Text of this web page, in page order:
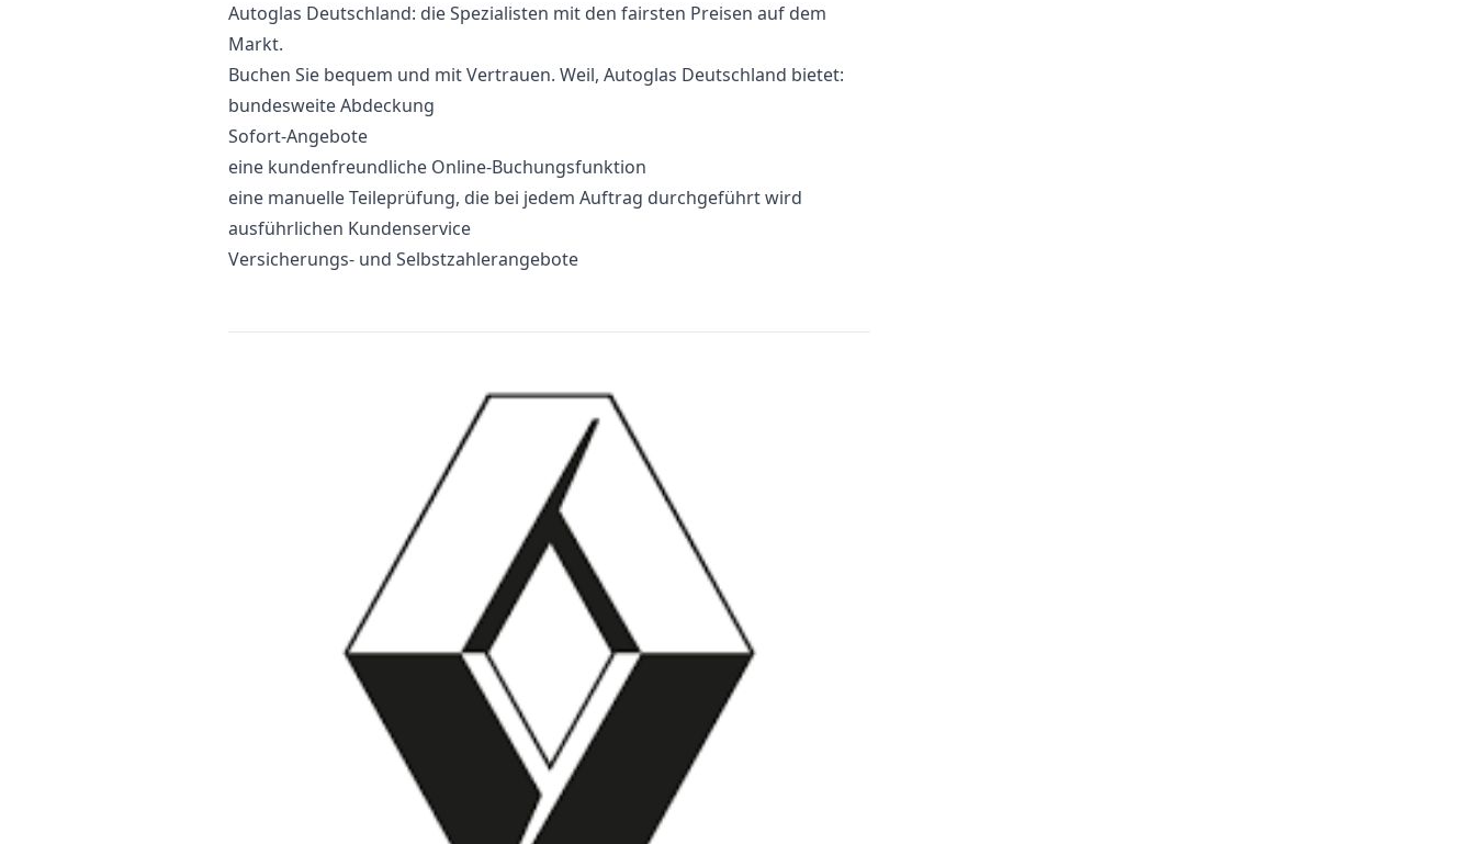
Autoglas Deutschland: die Spezialisten mit den fairsten Preisen auf dem
Markt.
Buchen Sie bequem und mit Vertrauen. Weil, Autoglas Deutschland bietet:
bundesweite Abdeckung
Sofort-Angebote
eine kundenfreundliche Online-Buchungsfunktion
eine manuelle Teileprüfung, die bei jedem Auftrag durchgeführt wird
ausführlichen Kundenservice
Versicherungs- und Selbstzahlerangebote